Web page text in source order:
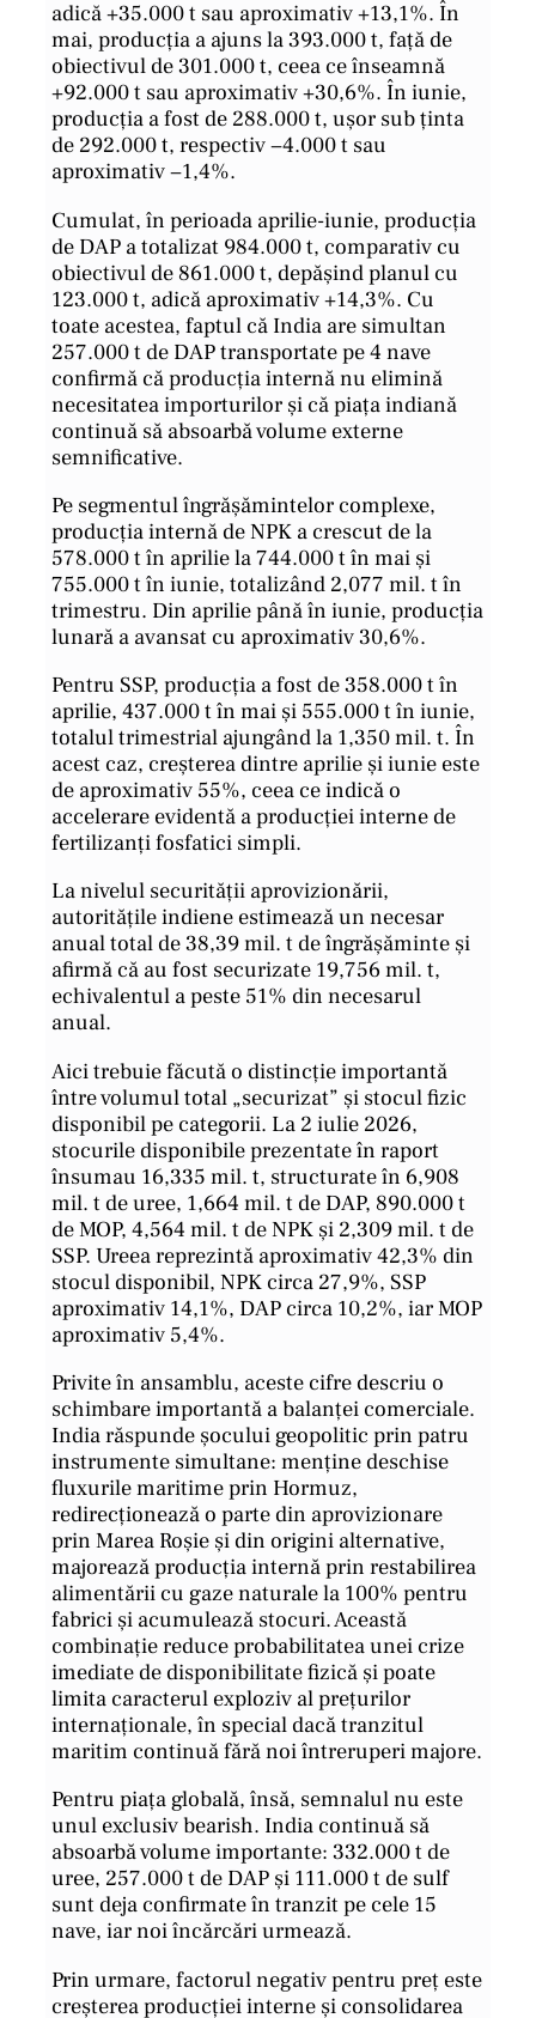
adică +35.000 t sau aproximativ +13,1%. În
mai, producția a ajuns la 393.000 t, față de
obiectivul de 301.000 t, ceea ce înseamnă
+92.000 t sau aproximativ +30,6%. În iunie,
producția a fost de 288.000 t, ușor sub ținta
de 292.000 t, respectiv −4.000 t sau
aproximativ −1,4%.
Cumulat, în perioada aprilie-iunie, producția
de DAP a totalizat 984.000 t, comparativ cu
obiectivul de 861.000 t, depășind planul cu
123.000 t, adică aproximativ +14,3%. Cu
toate acestea, faptul că India are simultan
257.000 t de DAP transportate pe 4 nave
confirmă că producția internă nu elimină
necesitatea importurilor și că piața indiană
continuă să absoarbă volume externe
semnificative.
Pe segmentul îngrășămintelor complexe,
producția internă de NPK a crescut de la
578.000 t în aprilie la 744.000 t în mai și
755.000 t în iunie, totalizând 2,077 mil. t în
trimestru. Din aprilie până în iunie, producția
lunară a avansat cu aproximativ 30,6%.
Pentru SSP, producția a fost de 358.000 t în
aprilie, 437.000 t în mai și 555.000 t în iunie,
totalul trimestrial ajungând la 1,350 mil. t. În
acest caz, creșterea dintre aprilie și iunie este
de aproximativ 55%, ceea ce indică o
accelerare evidentă a producției interne de
fertilizanți fosfatici simpli.
La nivelul securității aprovizionării,
autoritățile indiene estimează un necesar
anual total de 38,39 mil. t de îngrășăminte și
afirmă că au fost securizate 19,756 mil. t,
echivalentul a peste 51% din necesarul
anual.
Aici trebuie făcută o distincție importantă
între volumul total „securizat” și stocul fizic
disponibil pe categorii. La 2 iulie 2026,
stocurile disponibile prezentate în raport
însumau 16,335 mil. t, structurate în 6,908
mil. t de uree, 1,664 mil. t de DAP, 890.000 t
de MOP, 4,564 mil. t de NPK și 2,309 mil. t de
SSP. Ureea reprezintă aproximativ 42,3% din
stocul disponibil, NPK circa 27,9%, SSP
aproximativ 14,1%, DAP circa 10,2%, iar MOP
aproximativ 5,4%.
Privite în ansamblu, aceste cifre descriu o
schimbare importantă a balanței comerciale.
India răspunde șocului geopolitic prin patru
instrumente simultane: menține deschise
fluxurile maritime prin Hormuz,
redirecționează o parte din aprovizionare
prin Marea Roșie și din origini alternative,
majorează producția internă prin restabilirea
alimentării cu gaze naturale la 100% pentru
fabrici și acumulează stocuri. Această
combinație reduce probabilitatea unei crize
imediate de disponibilitate fizică și poate
limita caracterul exploziv al prețurilor
internaționale, în special dacă tranzitul
maritim continuă fără noi întreruperi majore.
Pentru piața globală, însă, semnalul nu este
unul exclusiv bearish. India continuă să
absoarbă volume importante: 332.000 t de
uree, 257.000 t de DAP și 111.000 t de sulf
sunt deja confirmate în tranzit pe cele 15
nave, iar noi încărcări urmează.
Prin urmare, factorul negativ pentru preț este
creșterea producției interne și consolidarea